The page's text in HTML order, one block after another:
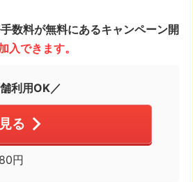
数料が無料にあるキャンペーン開
できます。
利用OK／
る
円